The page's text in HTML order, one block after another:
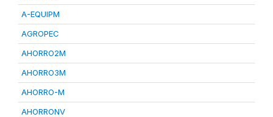
A-EQUIPM
AGROPEC
AHORRO2M
AHORRO3M
AHORRO-M
AHORRONV